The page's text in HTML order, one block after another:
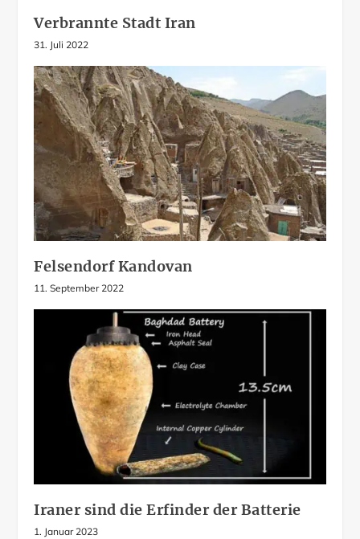
Verbrannte Stadt Iran
31. Juli 2022
Felsendorf Kandovan
11. September 2022
Iraner sind die Erfinder der Batterie
1. Januar 2023